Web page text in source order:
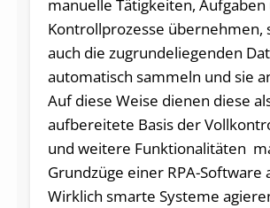
manuelle Tätigkeiten, Aufgaben
Kontrollprozesse übernehmen,
auch die zugrundeliegenden
automatisch sammeln und sie
Auf diese Weise dienen diese
aufbereitete Basis der
und weitere Funktionalitäten
Grundzüge einer RPA-Software
Wirklich smarte Systeme